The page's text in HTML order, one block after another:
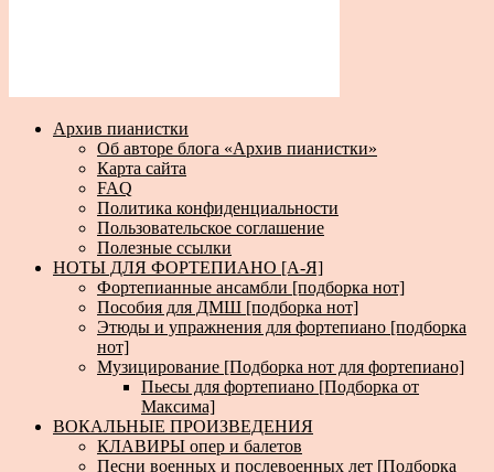
Архив пианистки
Об авторе блога «Архив пианистки»
Карта сайта
FAQ
Политика конфиденциальности
Пользовательское соглашение
Полезные ссылки
НОТЫ ДЛЯ ФОРТЕПИАНО [А-Я]
Фортепианные ансамбли [подборка нот]
Пособия для ДМШ [подборка нот]
Этюды и упражнения для фортепиано [подборка
нот]
Музицирование [Подборка нот для фортепиано]
Пьесы для фортепиано [Подборка от
Максима]
ВОКАЛЬНЫЕ ПРОИЗВЕДЕНИЯ
КЛАВИРЫ опер и балетов
Песни военных и послевоенных лет [Подборка